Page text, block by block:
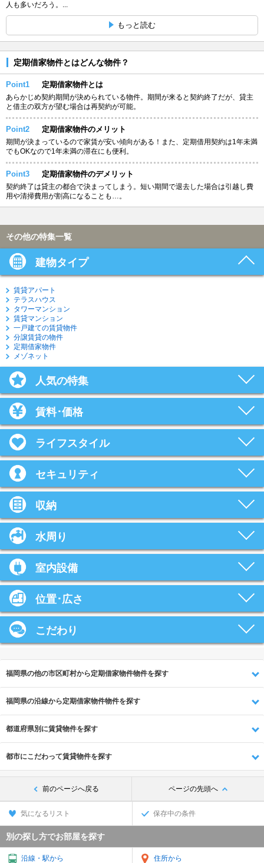
人も多いだろう。...
もっと読む
定期借家物件とはどんな物件？
Point1 定期借家物件とは
あらかじめ契約期間が決められている物件。期間が来ると契約終了だが、貸主
と借主の双方が望む場合は再契約が可能。
Point2 定期借家物件のメリット
期間が決まっているので家賃が安い傾向がある！また、定期借用契約は1年未満
でもOKなので1年未満の滞在にも便利。
Point3 定期借家物件のデメリット
契約終了は貸主の都合で決まってしまう。短い期間で退去した場合は引越し費
用や清掃費用が割高になることも…。
その他の特集一覧
建物タイプ
賃貸アパート
テラスハウス
タワーマンション
賃貸マンション
一戸建ての賃貸物件
分譲賃貸の物件
定期借家物件
メゾネット
人気の特集
賃料･価格
ライフスタイル
セキュリティ
収納
水周り
室内設備
位置･広さ
こだわり
福岡県の他の市区町村から定期借家物件物件を探す
福岡県の沿線から定期借家物件物件を探す
都道府県別に賃貸物件を探す
都市にこだわって賃貸物件を探す
前のページへ戻る ページの先頭へ
気になるリスト 保存中の条件
別の探し方でお部屋を探す
沿線・駅から 住所から